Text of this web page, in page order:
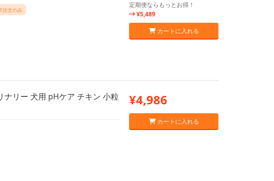
注文のみ
定期便ならもっとお得！
¥5,489
カートに入れる
ナリー 犬用 pHケア チキン 小粒
¥4,986
カートに入れる